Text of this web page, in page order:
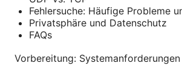
Fehlersuche: Häufige Probleme
Privatsphäre und Datenschutz
FAQs
Vorbereitung: